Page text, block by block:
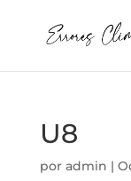
U8
por admin |